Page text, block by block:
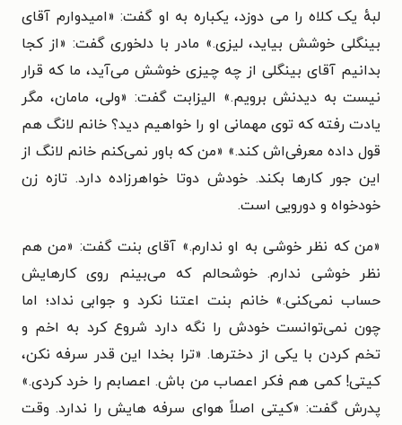
لبهٔ یک کلاه را می دوزد، یکباره به او گفت: «امیدوارم آقای
بینگلی خوشش بیاید، لیزی.» مادر با دلخوری گفت: «از کجا
بدانیم آقای بینگلی از چه چیزی خوشش می‌آید، ما که قرار
نیست به دیدنش برویم.» الیزابت گفت: «ولی، مامان، مگر
یادت رفته که توی مهمانی او را خواهیم دید؟ خانم لانگ هم
قول داده معرفی‌اش کند.» «من که باور نمی‌کنم خانم لانگ از
این جور کارها بکند. خودش دوتا خواهرزاده دارد. تازه زن
خودخواه و دورویی است.
«من که نظر خوشی به او ندارم.» آقای بنت گفت: «من هم
نظر خوشی ندارم. خوشحالم که می‌بینم روی کارهایش
حساب نمی‌کنی.» خانم بنت اعتنا نکرد و جوابی نداد؛ اما
چون نمی‌توانست خودش را نگه دارد شروع کرد به اخم و
تخم کردن با یکی از دخترها. «ترا بخدا این قدر سرفه نکن،
کیتی! کمی هم فکر اعصاب من باش. اعصابم را خرد کردی.»
پدرش گفت: «کیتی اصلاً هوای سرفه هایش را ندارد. وقت